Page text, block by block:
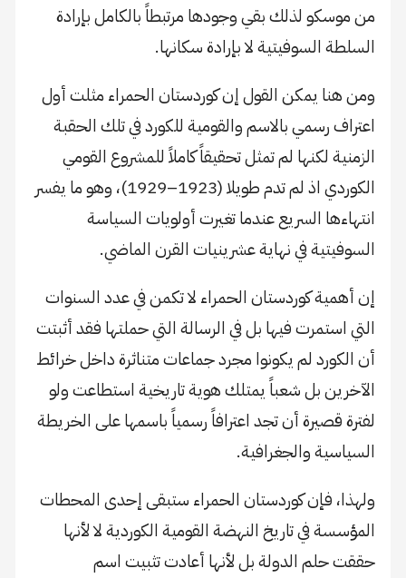
من موسكو لذلك بقي وجودها مرتبطاً بالكامل بإرادة
السلطة السوفيتية لا بإرادة سكانها.
ومن هنا يمكن القول إن كوردستان الحمراء مثلت أول
اعتراف رسمي بالاسم والقومية للكورد في تلك الحقبة
الزمنية لكنها لم تمثل تحقيقاً كاملاً للمشروع القومي
الكوردي اذ لم تدم طويلا (1923–1929)، وهو ما يفسر
انتهاءها السريع عندما تغيرت أولويات السياسة
السوفيتية في نهاية عشرينيات القرن الماضي.
إن أهمية كوردستان الحمراء لا تكمن في عدد السنوات
التي استمرت فيها بل في الرسالة التي حملتها فقد أثبتت
أن الكورد لم يكونوا مجرد جماعات متناثرة داخل خرائط
الآخرين بل شعباً يمتلك هوية تاريخية استطاعت ولو
لفترة قصيرة أن تجد اعترافاً رسمياً باسمها على الخريطة
السياسية والجغرافية.
ولهذا، فإن كوردستان الحمراء ستبقى إحدى المحطات
المؤسسة في تاريخ النهضة القومية الكوردية لا لأنها
حققت حلم الدولة بل لأنها أعادت تثبيت اسم